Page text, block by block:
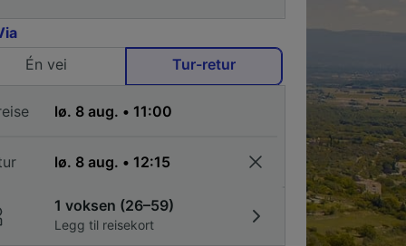
Én vei
Tur-retur
1 voksen (26–59)
Legg til reisekort